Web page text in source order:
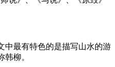
中最有特色的是描写山水的游
柳。